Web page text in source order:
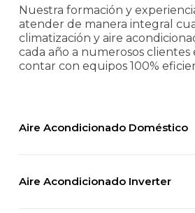
Nuestra formación y
atender de manera integral
climatización y aire
cada año a numerosos clientes
contar con equipos 100%
Aire Acondicionado Doméstico
Multi-split
Aire Acondicionado Inverter